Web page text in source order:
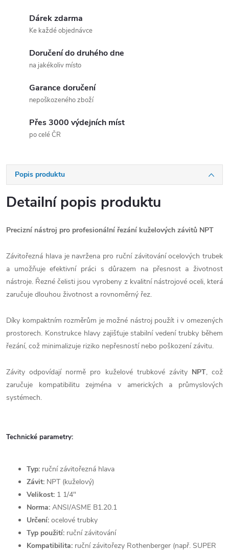
Dárek zdarma
Ke každé objednávce
Doručení do druhého dne
na jakékoliv místo
Garance doručení
nepoškozeného zboží
Přes 3000 výdejních míst
po celé ČR
Popis produktu
Detailní popis produktu
Precizní nástroj pro profesionální řezání kuželových závitů NPT
Závitořezná hlava je navržena pro ruční závitování ocelových trubek
a umožňuje efektivní práci s důrazem na přesnost a životnost
nástroje. Řezné čelisti jsou vyrobeny z kvalitní nástrojové oceli, která
zaručuje dlouhou životnost a rovnoměrný řez.
Díky kompaktním rozměrům je možné nástroj použít i v omezených
prostorech. Konstrukce hlavy zajišťuje stabilní vedení trubky během
řezání, což minimalizuje riziko nepřesností nebo poškození závitu.
Závity odpovídají normě pro kuželové trubkové závity NPT, což
zaručuje kompatibilitu zejména v amerických a průmyslových
systémech.
Technické parametry:
Typ: ruční závitořezná hlava
Závit: NPT (kuželový)
Velikost: 1 1/4"
Norma: ANSI/ASME B1.20.1
Určení: ocelové trubky
Typ použití: ruční závitování
Kompatibilita: ruční závitořezy Rothenberger (např. SUPER